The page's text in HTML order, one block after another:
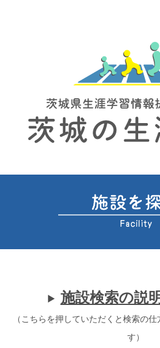
施設検索の説
（こちらを押していただくと検索の
す）